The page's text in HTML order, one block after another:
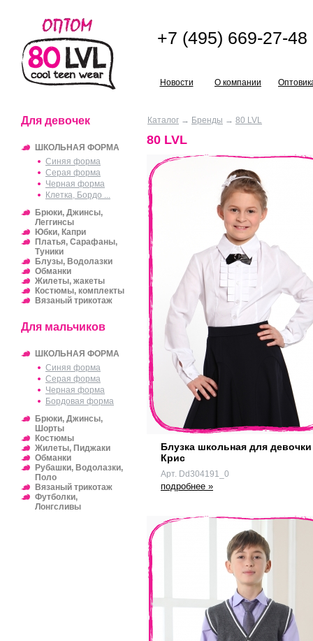
+7 (495) 669-27-48
Новости О компании
Для девочек
ШКОЛЬНАЯ ФОРМА
Синяя форма
Серая форма
Черная форма
Клетка, Бордо ...
Брюки, Джинсы,
Леггинсы
Юбки, Капри
Платья, Сарафаны,
Туники
Блузы, Водолазки
Обманки
Жилеты, жакеты
Костюмы, комплекты
Вязаный трикотаж
Для мальчиков
ШКОЛЬНАЯ ФОРМА
Синяя форма
Серая форма
Черная форма
Бордовая форма
Брюки, Джинсы,
Шорты
Костюмы
Жилеты, Пиджаки
Обманки
Рубашки, Водолазки,
Поло
Вязаный трикотаж
Футболки,
Лонгсливы
Каталог → Бренды → 80 LVL
80 LVL
Блузка школьная для девочки
Крис
Арт. Dd304191_0
подробнее »